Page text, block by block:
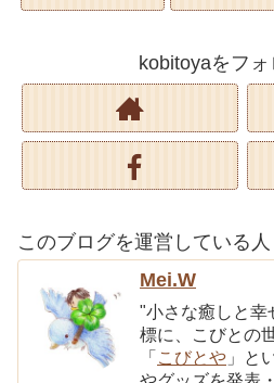
kobitoyaをフ
このブログを運営している人
Mei.W
"小さな癒しと幸
標に、こびとの
「こびとや 」と